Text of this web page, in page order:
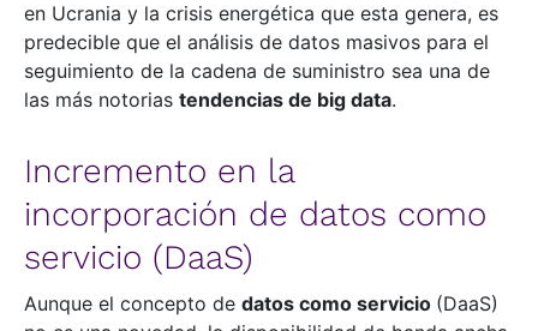
en Ucrania y la crisis energética que esta genera, es
predecible que el análisis de datos masivos para el
seguimiento de la cadena de suministro sea una de
las más notorias tendencias de big data.
Incremento en la
incorporación de datos como
servicio (DaaS)
Aunque el concepto de datos como servicio (DaaS)